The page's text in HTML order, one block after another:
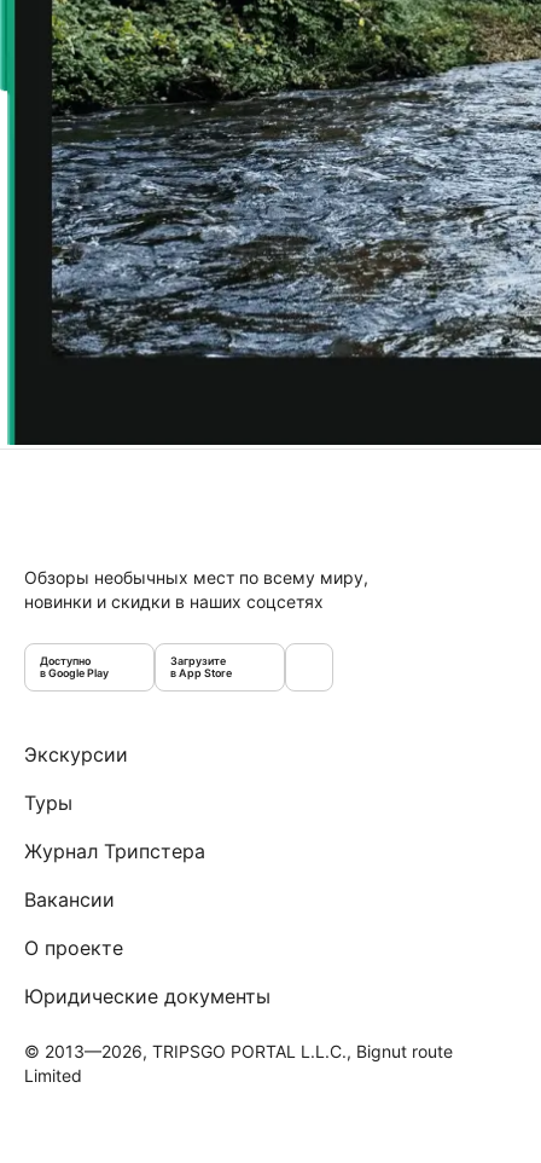
Обзоры необычных мест по всему миру,
новинки и скидки в наших соцсетях
Доступно
в Google Play
Загрузите
в App Store
Экскурсии
Туры
Журнал Трипстера
Вакансии
О проекте
Юридические документы
© 2013—2026, TRIPSGO PORTAL L.L.C., Bignut route
Limited